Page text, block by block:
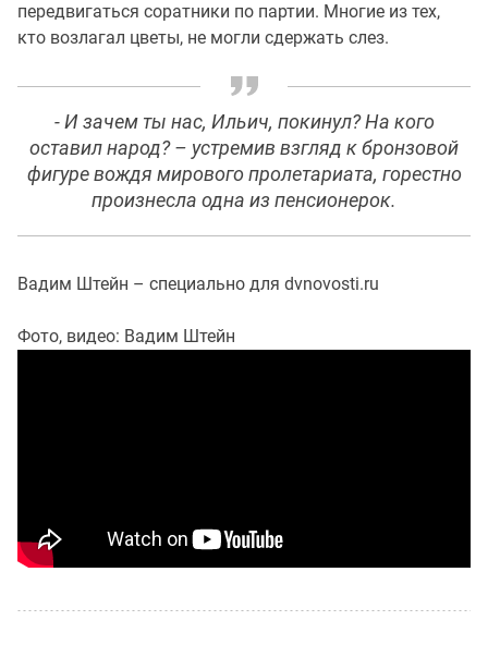
передвигаться соратники по партии. Многие из тех,
кто возлагал цветы, не могли сдержать слез.
- И зачем ты нас, Ильич, покинул? На кого
оставил народ? – устремив взгляд к бронзовой
фигуре вождя мирового пролетариата, горестно
произнесла одна из пенсионерок.
Вадим Штейн – специально для dvnovosti.ru
Фото, видео: Вадим Штейн